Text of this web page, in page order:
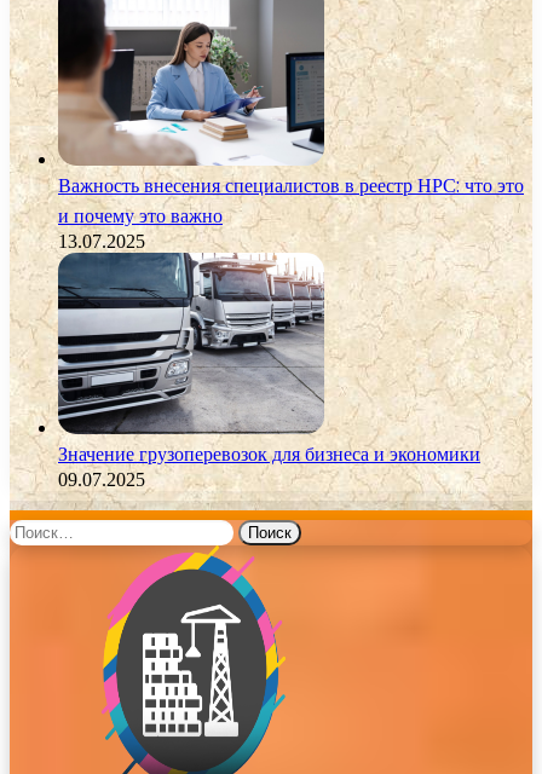
Важность внесения специалистов в реестр НРС: что это
и почему это важно
13.07.2025
Значение грузоперевозок для бизнеса и экономики
09.07.2025
Найти: